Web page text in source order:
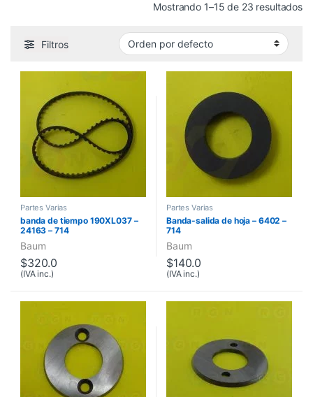
Mostrando 1–15 de 23 resultados
Filtros
Partes Varias
banda de tiempo 190XL037 –
24163 – 714
Baum
$320.0
(IVA inc.)
Partes Varias
Banda-salida de hoja – 6402 –
714
Baum
$140.0
(IVA inc.)